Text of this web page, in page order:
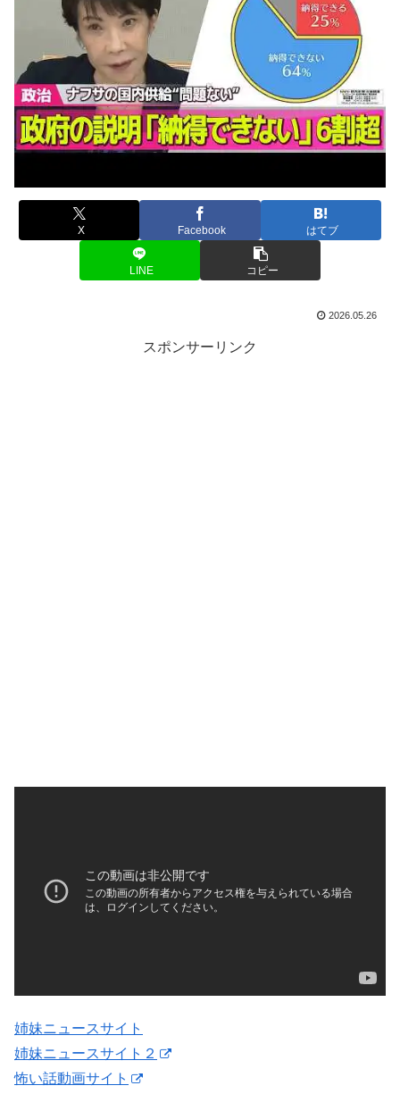
X Facebook はてブ
LINE コピー
2026.05.26
スポンサーリンク
姉妹ニュースサイト
姉妹ニュースサイト２
怖い話動画サイト